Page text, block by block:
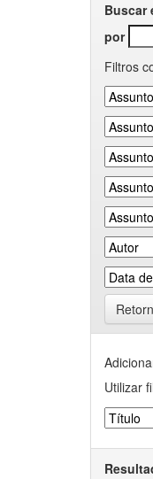
Buscar
por
Filtros
Utilizar